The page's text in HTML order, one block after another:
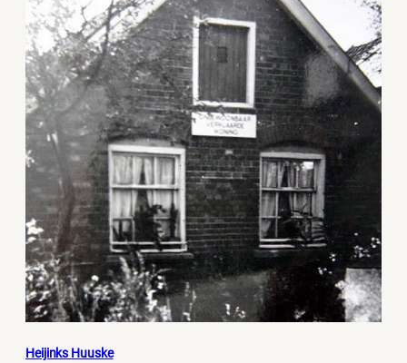
Heijinks Huuske